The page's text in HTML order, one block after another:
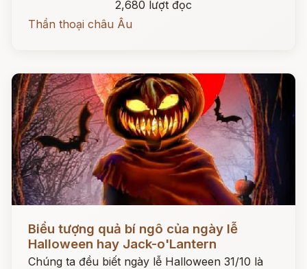
2,680 lượt đọc
Thần thoại châu Âu
Đọc ngay
Biểu tượng quả bí ngô của ngày lễ
Halloween hay Jack-o'Lantern
Chúng ta đều biết ngày lễ Halloween 31/10 là